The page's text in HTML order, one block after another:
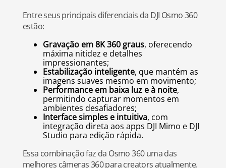
Entre seus principais diferenciais da DJI Osmo 360
estão:
Gravação em 8K 360 graus, oferecendo
máxima nitidez e detalhes
impressionantes;
Estabilização inteligente, que mantém as
imagens suaves mesmo em movimento;
Performance em baixa luz e à noite,
permitindo capturar momentos em
ambientes desafiadores;
Interface simples e intuitiva, com
integração direta aos apps DJI Mimo e DJI
Studio para edição rápida.
Essa combinação faz da Osmo 360 uma das
melhores câmeras 360 para creators atualmente.